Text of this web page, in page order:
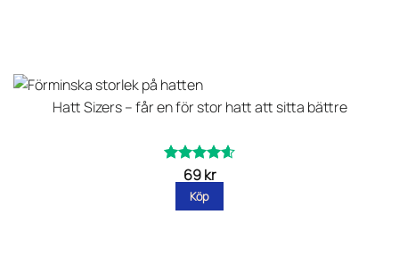
Hatt Sizers – får en för stor hatt att sitta bättre
Betygsatt
4.62
69kr
Köp